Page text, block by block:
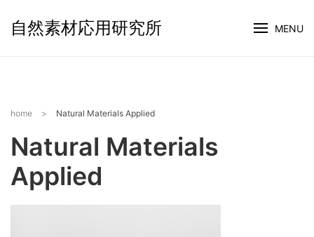
自然素材応用研究所 MENU
home > Natural Materials Applied
Natural Materials
Applied